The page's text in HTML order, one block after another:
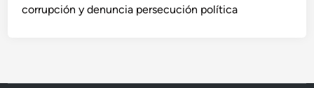
corrupción y denuncia persecución política